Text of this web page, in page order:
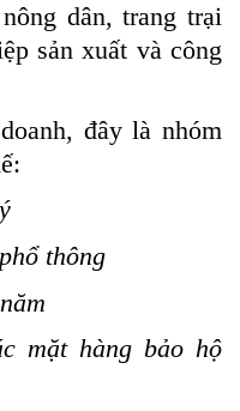
dân, trang trại
sản xuất và công
đây là nhóm
thông
mặt hàng bảo hộ